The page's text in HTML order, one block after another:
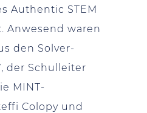
Authentic STEM
Anwesend waren
den Solver-
der Schulleiter
MINT-
Colopy und